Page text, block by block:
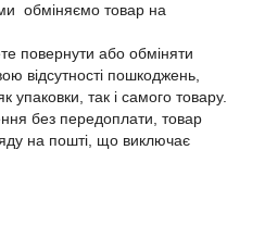
обміняємо товар на
повернути або обміняти
відсутності пошкоджень,
упаковки, так і самого товару.
без передоплати, товар
на пошті, що виключає